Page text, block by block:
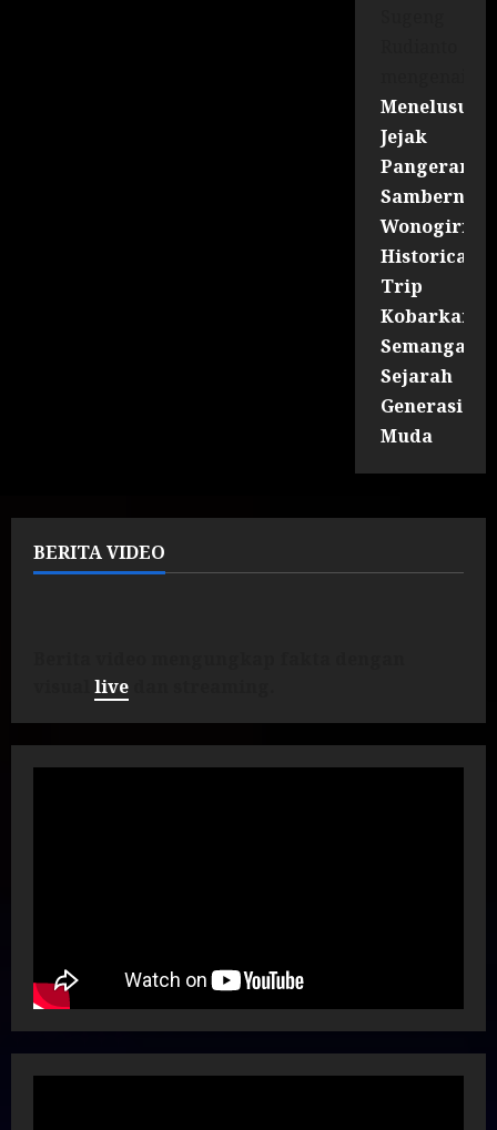
Menelusuri
Jejak
Pangeran
Wonogiri
Historical
Trip
Kobarkan
Semangat
Sejarah
Generasi
Muda
BERITA VIDEO
live